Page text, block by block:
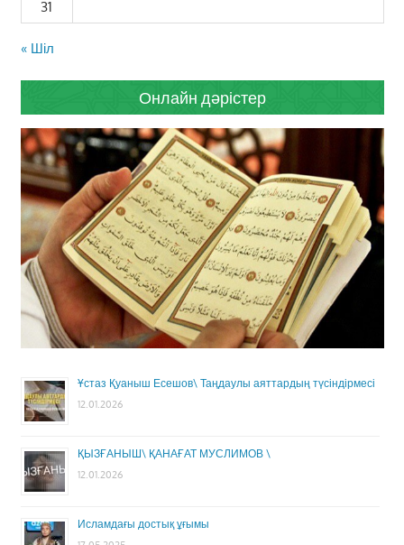
31
« Шіл
Онлайн дәрістер
Ұстаз Қуаныш Есешов\ Таңдаулы аяттардың түсіндірмесі
12.01.2026
ҚЫЗҒАНЫШ\ ҚАНАҒАТ МУСЛИМОВ \
12.01.2026
Исламдағы достық ұғымы